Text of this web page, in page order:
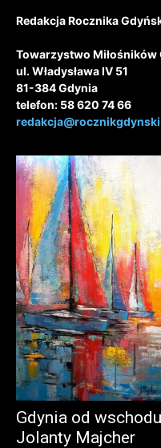
Redakcja Rocznika
Towarzystwo Miłośników
ul. Władysława IV 51
81-384 Gdynia
telefon: 58 620 74 66
Gdynia od
Jolanty Majcher